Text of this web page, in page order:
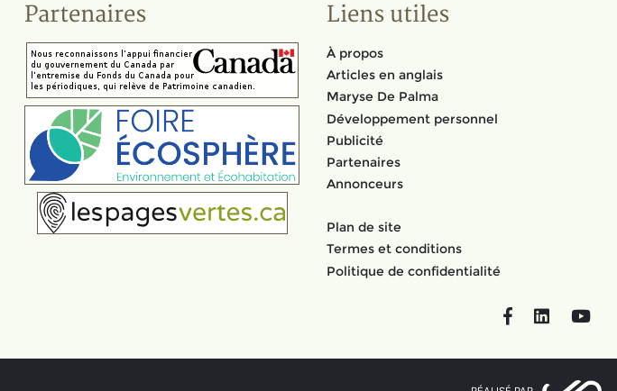
Partenaires Liens utiles
À propos
Articles en anglais
Maryse De Palma
Développement personnel
Publicité
Partenaires
Annonceurs
Plan de site
Termes et conditions
Politique de confidentialité
FacebookLinkedIn